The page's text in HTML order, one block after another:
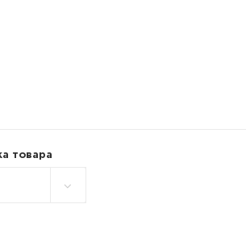
товара